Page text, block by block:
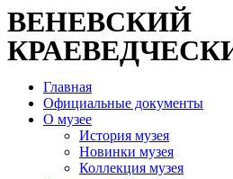
ВЕНЕВСКИЙ
Главная
Официальные документы
О музее
История музея
Новинки музея
Коллекция музея